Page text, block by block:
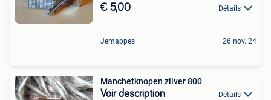
€ 5,00 Détails
Jemappes 26 nov. 24
Manchetknopen zilver 800
Voir description Détails